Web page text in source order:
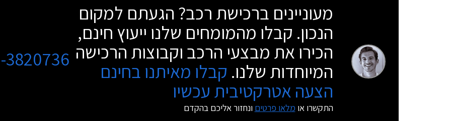
מעוניינים ברכישת רכב? הגעתם למקום
הנכון. קבלו מהמומחים שלנו ייעוץ חינם,
הכירו את מבצעי הרכב וקבוצות הרכישה
המיוחדות שלנו. קבלו מאיתנו בחינם
הצעה אטרקטיבית עכשיו
התקשרו או מלאו פרטים ונחזור אליכם בהקדם
3820736